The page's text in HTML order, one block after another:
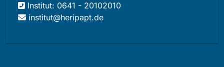
Institut: 0641 - 20102010
institut@heripapt.de